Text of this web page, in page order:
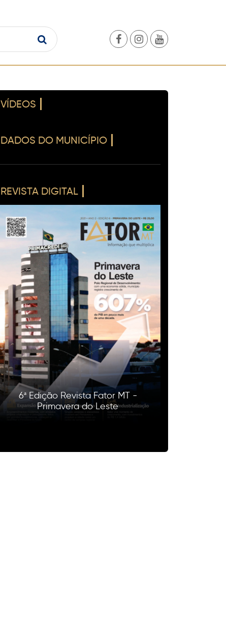
VÍDEOS
DADOS DO MUNICÍPIO
REVISTA DIGITAL
6ª Edição Revista Fator MT -
Primavera do Leste